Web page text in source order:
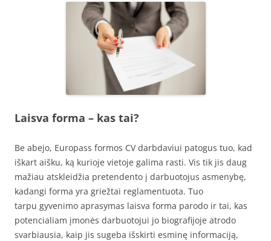
Laisva forma – kas tai?
Be abejo, Europass formos CV darbdaviui patogus tuo, kad
iškart aišku, ką kurioje vietoje galima rasti. Vis tik jis daug
mažiau atskleidžia pretendento į darbuotojus asmenybę,
kadangi forma yra griežtai reglamentuota. Tuo
tarpu gyvenimo aprasymas laisva forma parodo ir tai, kas
potencialiam įmonės darbuotojui jo biografijoje atrodo
svarbiausia, kaip jis sugeba išskirti esminę informaciją,